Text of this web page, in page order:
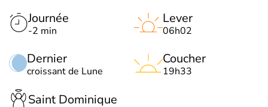
Journée
-2 min
Dernier
croissant de Lune
Lever
06h02
Coucher
19h33
Saint Dominique